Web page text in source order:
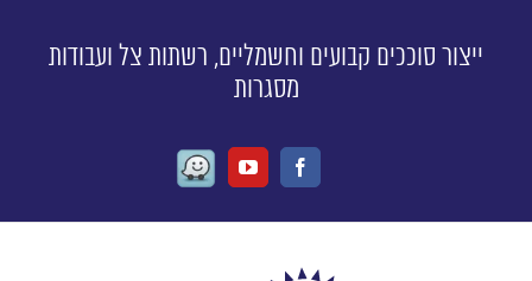
ייצור סוככים קבועים וחשמליים, רשתות צל ועבודות
מסגרות
Facebook
Youtube
Waze